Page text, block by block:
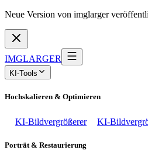
Neue Version von imglarger
IMGLARGER
KI-Tools
Hochskalieren & Optimieren
KI-Bildvergrößerer KI-
Porträt & Restaurierung